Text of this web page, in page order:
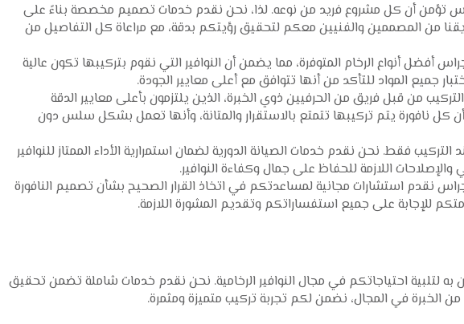
أن كل مشروع فريد من نوعه. لذا، نحن نقدم خدمات تصميم مخصصة بناءً على
من المصممين والفنيين معكم لتحقيق رؤيتكم بدقة، مع مراعاة كل التفاصيل من
أفضل أنواع الرخام المتوفرة، مما يضمن أن النوافير التي نقوم بتركيبها تكون عالية
جميع المواد للتأكد من أنها تتوافق مع أعلى معايير الجودة.
من قبل فريق من الحرفيين ذوي الخبرة، الذين يلتزمون بأعلى معايير الدقة
نافورة يتم تركيبها تتمتع بالاستقرار والمتانة، وأنها تعمل بشكل سلس دون
التركيب فقط. نحن نقدم خدمات الصيانة الدورية لضمان استمرارية الأداء الممتاز للنوافير
والإصلاحات اللازمة للحفاظ على جمال وكفاءة النوافير.
نقدم استشارات مجانية لمساعدتكم في اتخاذ القرار الصحيح بشأن تصميم النافورة
للإجابة على جميع استفساراتكم وتقديم المشورة اللازمة.
لتلبية احتياجاتكم في مجال النوافير الرخامية. نحن نقدم خدمات شاملة تضمن تحقيق
الخبرة في المجال، نضمن لكم تجربة تركيب متميزة ومثمرة.